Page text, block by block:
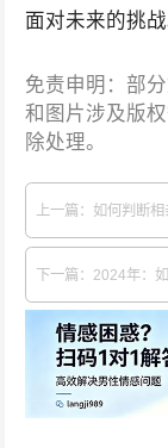
面对未来的挑战
免责申明：部
和图片涉及版
除处理。
上一篇：如何判断相
下一篇：2024年：